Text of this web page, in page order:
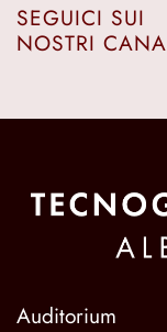
SEGUICI SUI
NOSTRI
Auditorium